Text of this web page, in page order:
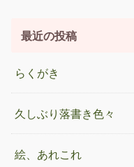
最近の投稿
らくがき
久しぶり落書き色々
絵、あれこれ